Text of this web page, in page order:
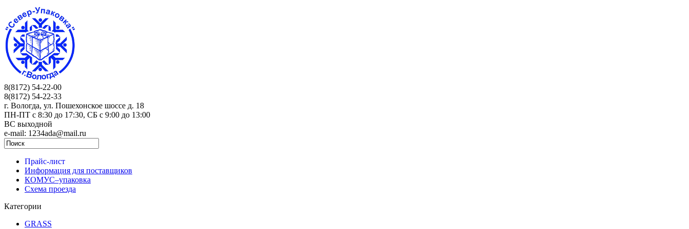
8(8172) 54-22-00
8(8172) 54-22-33
г. Вологда, ул. Пошехонское шоссе д. 18
ПН-ПТ c 8:30 до 17:30, СБ с 9:00 до 13:00
ВС выходной
e-mail: 1234ada@mail.ru
Прайс-лист
Информация для поставщиков
КОМУС–упаковка
Схема проезда
Категории
GRASS